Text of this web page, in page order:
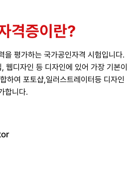
격증이란?
을 평가하는 국가공인자격 시험입니다.
웹디자인 등 디자인에 있어 가장 기본이
하여 포토샵,일러스트레이터등 디자인
합니다.